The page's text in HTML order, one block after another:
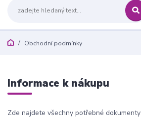
Obchodní podmínky
Informace k nákupu
Zde najdete všechny potřebné dokumenty